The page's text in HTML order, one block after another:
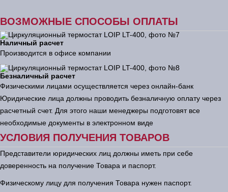
ВОЗМОЖНЫЕ СПОСОБЫ ОПЛАТЫ
Наличный расчет
Производится в офисе компании
Безналичный расчет
Физическими лицами осуществляется через онлайн-банк
Юридические лица должны проводить безналичную оплату через
расчетный счет. Для этого наши менеджеры подготовят все
необходимые документы в электронном виде
УСЛОВИЯ ПОЛУЧЕНИЯ ТОВАРОВ
Представители юридических лиц должны иметь при себе
доверенность на получение Товара и паспорт.
Физическому лицу для получения Товара нужен паспорт.